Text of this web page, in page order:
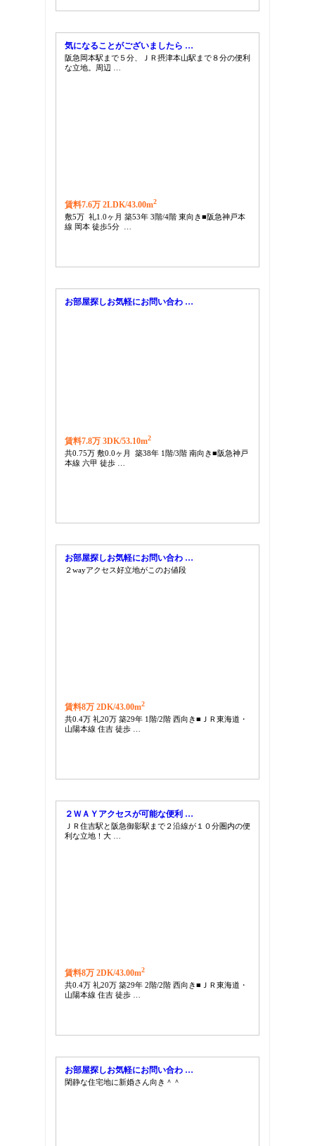
気になることがございましたら …
阪急岡本駅まで５分、ＪＲ摂津本山駅まで８分の便利
な立地。周辺 …
賃料7.6万 2LDK/43.00m2
敷5万 礼1.0ヶ月 築53年 3階/4階 東向き■阪急神戸本
線 岡本 徒歩5分 …
お部屋探しお気軽にお問い合わ …
賃料7.8万 3DK/53.10m2
共0.75万 敷0.0ヶ月 築38年 1階/3階 南向き■阪急神戸
本線 六甲 徒歩 …
お部屋探しお気軽にお問い合わ …
２wayアクセス好立地がこのお値段
賃料8万 2DK/43.00m2
共0.4万 礼20万 築29年 1階/2階 西向き■ＪＲ東海道・
山陽本線 住吉 徒歩 …
２ＷＡＹアクセスが可能な便利 …
ＪＲ住吉駅と阪急御影駅まで２沿線が１０分圏内の便
利な立地！大 …
賃料8万 2DK/43.00m2
共0.4万 礼20万 築29年 2階/2階 西向き■ＪＲ東海道・
山陽本線 住吉 徒歩 …
お部屋探しお気軽にお問い合わ …
閑静な住宅地に新婚さん向き＾＾